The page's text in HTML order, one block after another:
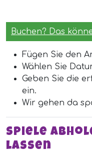
Buchen? Das
Fügen Sie den
Wählen Sie
Geben Sie die
ein.
Wir gehen da
Spiele
lassen